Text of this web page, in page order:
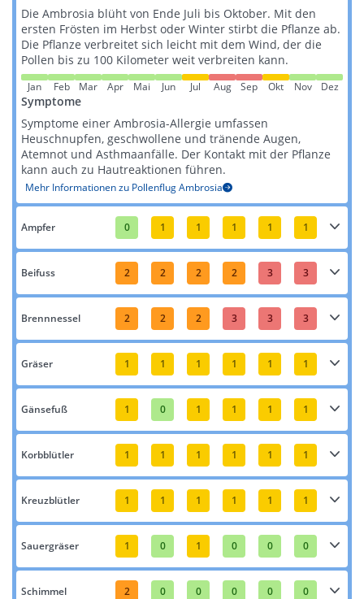
Die Ambrosia blüht von Ende Juli bis Oktober. Mit den
ersten Frösten im Herbst oder Winter stirbt die Pflanze ab.
Die Pflanze verbreitet sich leicht mit dem Wind, der die
Pollen bis zu 100 Kilometer weit verbreiten kann​​.
Jan Feb Mar Apr Mai Jun Jul Aug Sep Okt Nov Dez
Symptome
Symptome einer Ambrosia-Allergie umfassen
Heuschnupfen, geschwollene und tränende Augen,
Atemnot und Asthmaanfälle. Der Kontakt mit der Pflanze
kann auch zu Hautreaktionen führen​​.
Mehr Informationen zu Pollenflug Ambrosia
Ampfer 0 1 1 1 1 1
Beifuss 2 2 2 2 3 3
Brennnessel 2 2 2 3 3 3
Gräser 1 1 1 1 1 1
Gänsefuß 1 0 1 1 1 1
Korbblütler 1 1 1 1 1 1
Kreuzblütler 1 1 1 1 1 1
Sauergräser 1 0 1 0 0 0
Schimmel 2 0 0 0 0 0